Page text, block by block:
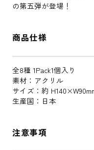
の第五弾が登場！
商品仕様
全8種 1Pack1個入り
素材：アクリル
サイズ：約
生産国：日本
注意事項